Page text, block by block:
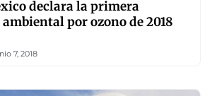
declara la primera
por ozono de 2018
7, 2018